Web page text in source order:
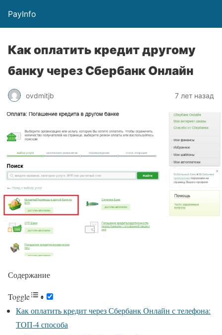
PayInfo
Как оплатить кредит другому
банку через Сбербанк Онлайн
ovdmitjb 7 лет назад
Содержание
Toggle
Как оплатить кредит через Сбербанк Онлайн с телефона:
ТОП-4 способа